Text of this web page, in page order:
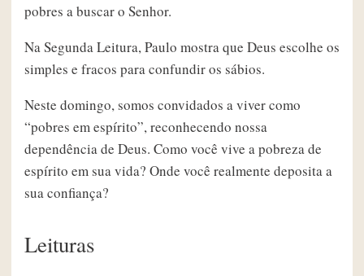
pobres a buscar o Senhor.
Na Segunda Leitura, Paulo mostra que Deus escolhe os
simples e fracos para confundir os sábios.
Neste domingo, somos convidados a viver como
“pobres em espírito”, reconhecendo nossa
dependência de Deus. Como você vive a pobreza de
espírito em sua vida? Onde você realmente deposita a
sua confiança?
Leituras